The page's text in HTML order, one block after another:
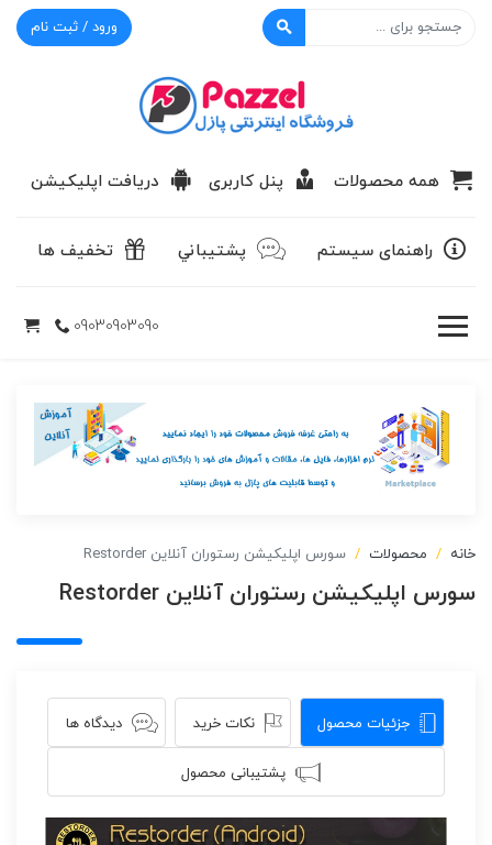
ورود / ثبت نام
همه محصولات پنل کاربری دریافت اپلیکیشن
راهنمای سیستم پشتيباني تخفیف ها
09030903090
خانه محصولات سورس اپلیکیشن رستوران آنلاین Restorder
سورس اپلیکیشن رستوران آنلاین Restorder
جزئیات محصول نکات خرید دیدگاه ها
پشتیبانی محصول